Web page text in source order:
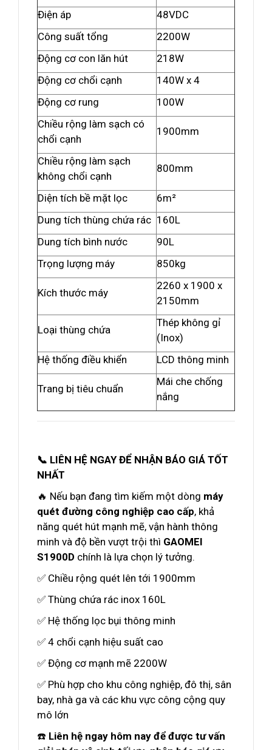
Điện áp
48VDC
Công suất tổng
2200W
Động cơ con lăn hút
218W
Động cơ chổi cạnh
140W x 4
Động cơ rung
100W
Chiều rộng làm sạch có
chổi cạnh
1900mm
Chiều rộng làm sạch
không chổi cạnh
800mm
Diện tích bề mặt lọc
6m²
Dung tích thùng chứa rác 160L
Dung tích bình nước
90L
Trọng lượng máy
850kg
Kích thước máy
2260 x 1900 x
2150mm
Loại thùng chứa
Thép không gỉ
(Inox)
Hệ thống điều khiển
LCD thông minh
Trang bị tiêu chuẩn
Mái che chống
nắng
📞 LIÊN HỆ NGAY ĐỂ NHẬN BÁO GIÁ TỐT
NHẤT
🔥 Nếu bạn đang tìm kiếm một dòng máy
quét đường công nghiệp cao cấp, khả
năng quét hút mạnh mẽ, vận hành thông
minh và độ bền vượt trội thì GAOMEI
S1900D chính là lựa chọn lý tưởng.
✅ Chiều rộng quét lên tới 1900mm
✅ Thùng chứa rác inox 160L
✅ Hệ thống lọc bụi thông minh
✅ 4 chổi cạnh hiệu suất cao
✅ Động cơ mạnh mẽ 2200W
✅ Phù hợp cho khu công nghiệp, đô thị, sân
bay, nhà ga và các khu vực công cộng quy
mô lớn
☎️ Liên hệ ngay hôm nay để được tư vấn